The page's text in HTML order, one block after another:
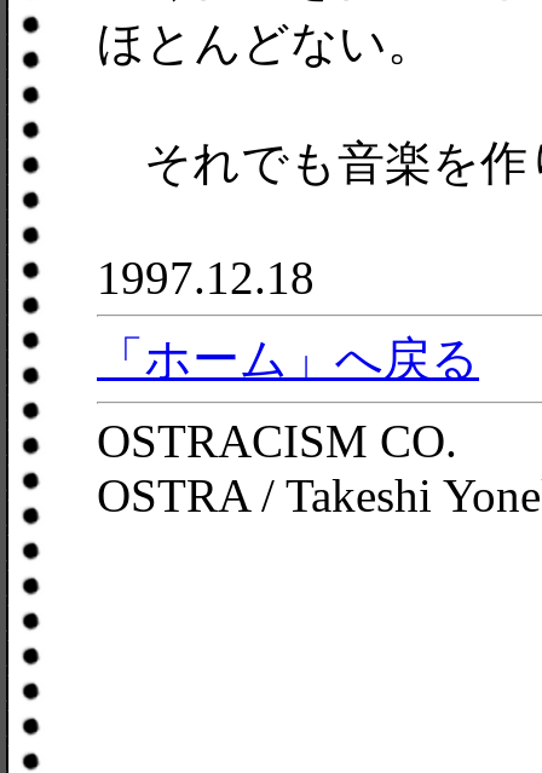
ほとんどない。
それでも音楽を作
1997.12.18
「ホーム」へ戻る
OSTRACISM CO.
OSTRA / Takeshi